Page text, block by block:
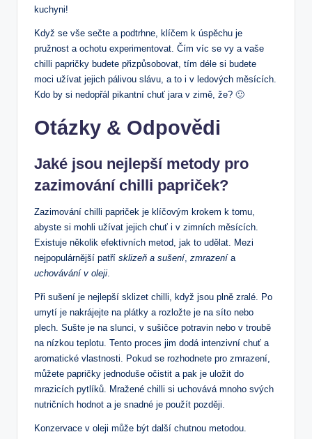
kuchyni!
Když se vše sečte a podtrhne, klíčem k úspěchu je
pružnost a ochotu experimentovat. Čím víc se vy a vaše
chilli papričky budete přizpůsobovat, tím déle si budete
moci užívat jejich pálivou slávu, a to i v ledových měsících.
Kdo by si nedopřál pikantní chuť jara v zimě, že? 🙂
Otázky & Odpovědi
Jaké jsou nejlepší metody pro
zazimování chilli papriček?
Zazimování chilli papriček je klíčovým krokem k tomu,
abyste si mohli užívat jejich chuť i v zimních měsících.
Existuje několik efektivních metod, jak to udělat. Mezi
nejpopulárnější patří sklizeň a sušení, zmrazenía
uchovávání v oleji
Při sušení je nejlepší sklizet chilli, když jsou plně zralé. Po
umytí je nakrájejte na plátky a rozložte je na síto nebo
plech. Sušte je na slunci, v sušičce potravin nebo v troubě
na nízkou teplotu. Tento proces jim dodá intenzivní chuť a
aromatické vlastnosti. Pokud se rozhodnete pro zmrazení,
můžete papričky jednoduše očistit a pak je uložit do
mrazicích pytlíků. Mražené chilli si uchovává mnoho svých
nutričních hodnot a je snadné je použít později.
Konzervace v oleji může být další chutnou metodou.